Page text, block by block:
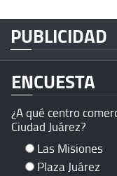
PUBLICIDAD
ENCUESTA
¿A qué centro
Ciudad Juárez?
Las Misiones
Plaza Juárez